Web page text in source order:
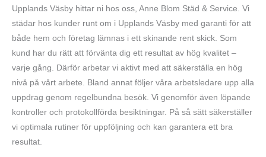
Upplands Väsby hittar ni hos oss, Anne Blom Städ & Service. Vi
städar hos kunder runt om i Upplands Väsby med garanti för att
både hem och företag lämnas i ett skinande rent skick. Som
kund har du rätt att förvänta dig ett resultat av hög kvalitet –
varje gång. Därför arbetar vi aktivt med att säkerställa en hög
nivå på vårt arbete. Bland annat följer våra arbetsledare upp alla
uppdrag genom regelbundna besök. Vi genomför även löpande
kontroller och protokollförda besiktningar. På så sätt säkerställer
vi optimala rutiner för uppföljning och kan garantera ett bra
resultat.